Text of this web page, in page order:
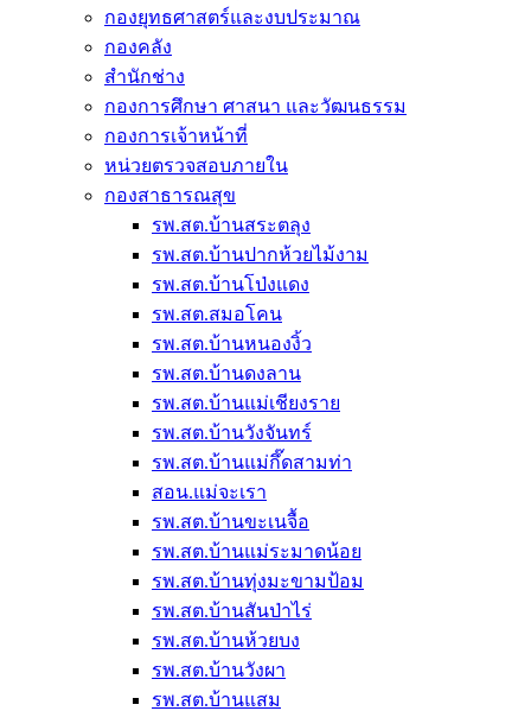
กองยุทธศาสตร์และงบประมาณ
กองคลัง
สำนักช่าง
กองการศึกษา ศาสนา และวัฒนธรรม
กองการเจ้าหน้าที่
หน่วยตรวจสอบภายใน
กองสาธารณสุข
รพ.สต.บ้านสระตลุง
รพ.สต.บ้านปากห้วยไม้งาม
รพ.สต.บ้านโป่งแดง
รพ.สต.สมอโคน
รพ.สต.บ้านหนองงิ้ว
รพ.สต.บ้านดงลาน
รพ.สต.บ้านแม่เชียงราย
รพ.สต.บ้านวังจันทร์
รพ.สต.บ้านแม่กึ๊ดสามท่า
สอน.แม่จะเรา
รพ.สต.บ้านขะเนจื้อ
รพ.สต.บ้านแม่ระมาดน้อย
รพ.สต.บ้านทุ่งมะขามป้อม
รพ.สต.บ้านสันป่าไร่
รพ.สต.บ้านห้วยบง
รพ.สต.บ้านวังผา
รพ.สต.บ้านแสม